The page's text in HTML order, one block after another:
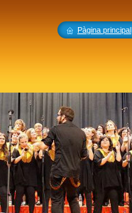
Pàgina principal